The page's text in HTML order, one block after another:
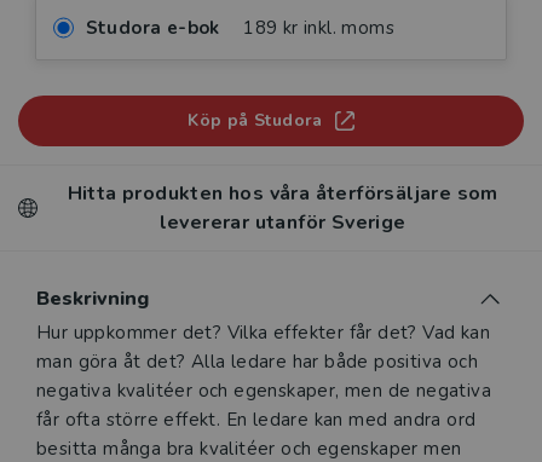
Studora e-bok 189 kr inkl. moms
Köp på Studora
Hitta produkten hos våra återförsäljare som
levererar utanför Sverige
Beskrivning
Beskrivning
Hur uppkommer det? Vilka effekter får det? Vad kan
man göra åt det? Alla ledare har både positiva och
negativa kvalitéer och egenskaper, men de negativa
får ofta större effekt. En ledare kan med andra ord
besitta många bra kvalitéer och egenskaper men